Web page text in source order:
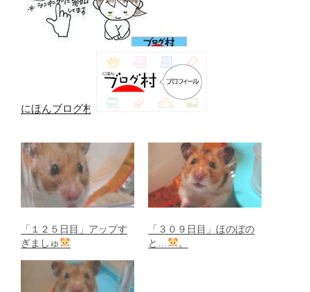
にほんブログ村
「１２５日目」アップす
ぎましゅ
「３０９日目」ほのぼの
と…
。